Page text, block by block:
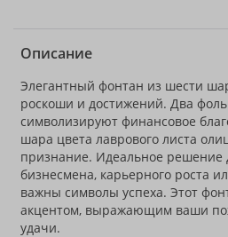
Описание
Элегантный фонтан из шести
роскоши и достижений. Два
символизируют финансовое
шара цвета лаврового листа
признание. Идеальное решение
бизнесмена, карьерного роста
важны символы успеха. Этот
акцентом, выражающим ваши
удачи.